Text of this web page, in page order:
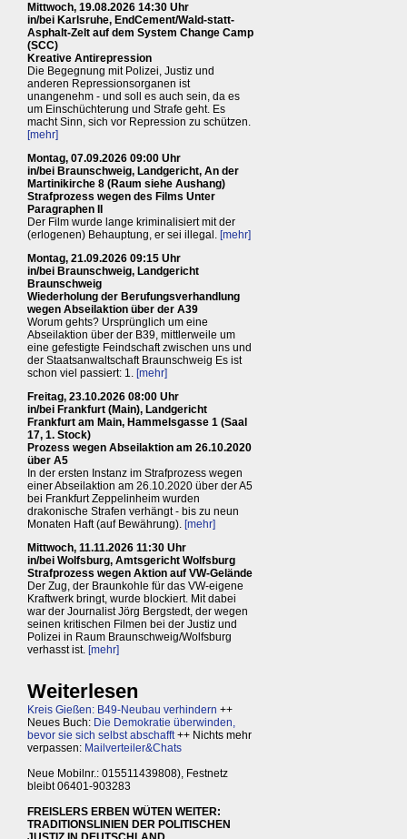
Mittwoch, 19.08.2026 14:30 Uhr
in/bei Karlsruhe, EndCement/Wald-statt-
Asphalt-Zelt auf dem System Change Camp
(SCC)
Kreative Antirepression
Die Begegnung mit Polizei, Justiz und
anderen Repressionsorganen ist
unangenehm - und soll es auch sein, da es
um Einschüchterung und Strafe geht. Es
macht Sinn, sich vor Repression zu schützen.
[mehr]
Montag, 07.09.2026 09:00 Uhr
in/bei Braunschweig, Landgericht, An der
Martinikirche 8 (Raum siehe Aushang)
Strafprozess wegen des Films Unter
Paragraphen II
Der Film wurde lange kriminalisiert mit der
(erlogenen) Behauptung, er sei illegal. [mehr]
Montag, 21.09.2026 09:15 Uhr
in/bei Braunschweig, Landgericht
Braunschweig
Wiederholung der Berufungsverhandlung
wegen Abseilaktion über der A39
Worum gehts? Ursprünglich um eine
Abseilaktion über der B39, mittlerweile um
eine gefestigte Feindschaft zwischen uns und
der Staatsanwaltschaft Braunschweig Es ist
schon viel passiert: 1. [mehr]
Freitag, 23.10.2026 08:00 Uhr
in/bei Frankfurt (Main), Landgericht
Frankfurt am Main, Hammelsgasse 1 (Saal
17, 1. Stock)
Prozess wegen Abseilaktion am 26.10.2020
über A5
In der ersten Instanz im Strafprozess wegen
einer Abseilaktion am 26.10.2020 über der A5
bei Frankfurt Zeppelinheim wurden
drakonische Strafen verhängt - bis zu neun
Monaten Haft (auf Bewährung). [mehr]
Mittwoch, 11.11.2026 11:30 Uhr
in/bei Wolfsburg, Amtsgericht Wolfsburg
Strafprozess wegen Aktion auf VW-Gelände
Der Zug, der Braunkohle für das VW-eigene
Kraftwerk bringt, wurde blockiert. Mit dabei
war der Journalist Jörg Bergstedt, der wegen
seinen kritischen Filmen bei der Justiz und
Polizei in Raum Braunschweig/Wolfsburg
verhasst ist. [mehr]
Weiterlesen
Kreis Gießen: B49-Neubau verhindern ++
Neues Buch: Die Demokratie überwinden,
bevor sie sich selbst abschafft++ Nichts mehr
verpassen: Mailverteiler&Chats
Neue Mobilnr.: 015511439808), Festnetz
bleibt 06401-903283
FREISLERS ERBEN WÜTEN WEITER:
TRADITIONSLINIEN DER POLITISCHEN